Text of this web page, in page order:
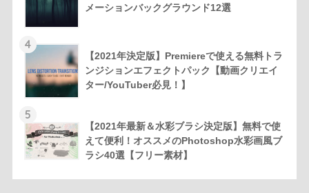
メーションバックグラウンド12選
4
【2021年決定版】Premiereで使える無料トラ
ンジションエフェクトパック【動画クリエイ
ター/YouTuber必見！】
5
【2021年最新＆水彩ブラシ決定版】無料で使
えて便利！オススメのPhotoshop水彩画風ブ
ラシ40選【フリー素材】